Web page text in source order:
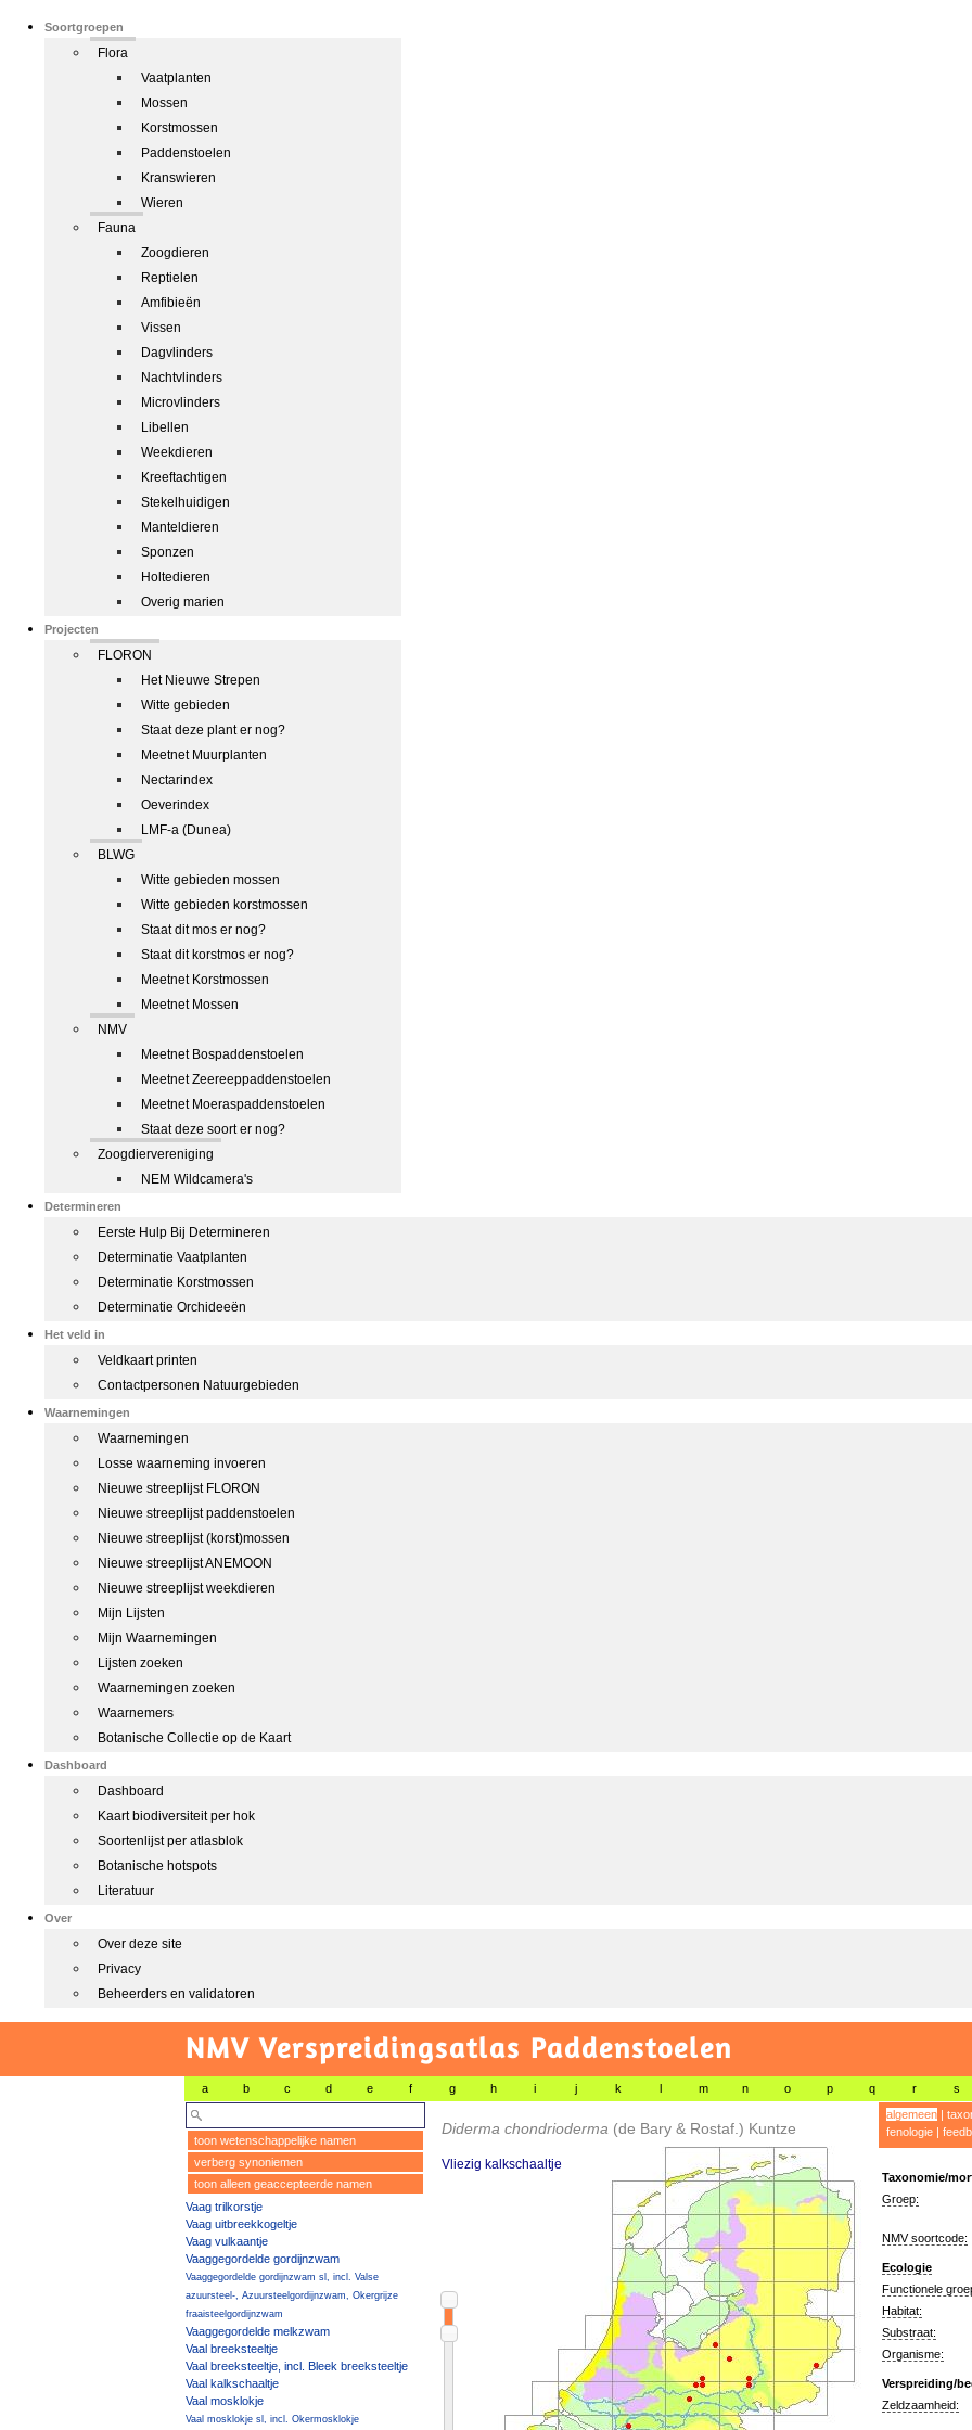
Soortgroepen
Flora
Vaatplanten
Mossen
Korstmossen
Paddenstoelen
Kranswieren
Wieren
Fauna
Zoogdieren
Reptielen
Amfibieën
Vissen
Dagvlinders
Nachtvlinders
Microvlinders
Libellen
Weekdieren
Kreeftachtigen
Stekelhuidigen
Manteldieren
Sponzen
Holtedieren
Overig marien
Projecten
FLORON
Het Nieuwe Strepen
Witte gebieden
Staat deze plant er nog?
Meetnet Muurplanten
Nectarindex
Oeverindex
LMF-a (Dunea)
BLWG
Witte gebieden mossen
Witte gebieden korstmossen
Staat dit mos er nog?
Staat dit korstmos er nog?
Meetnet Korstmossen
Meetnet Mossen
NMV
Meetnet Bospaddenstoelen
Meetnet Zeereeppaddenstoelen
Meetnet Moeraspaddenstoelen
Staat deze soort er nog?
Zoogdiervereniging
NEM Wildcamera's
Determineren
Eerste Hulp Bij Determineren
Determinatie Vaatplanten
Determinatie Korstmossen
Determinatie Orchideeën
Het veld in
Veldkaart printen
Contactpersonen Natuurgebieden
Waarnemingen
Waarnemingen
Losse waarneming invoeren
Nieuwe streeplijst FLORON
Nieuwe streeplijst paddenstoelen
Nieuwe streeplijst (korst)mossen
Nieuwe streeplijst ANEMOON
Nieuwe streeplijst weekdieren
Mijn Lijsten
Mijn Waarnemingen
Lijsten zoeken
Waarnemingen zoeken
Waarnemers
Botanische Collectie op de Kaart
Dashboard
Dashboard
Kaart biodiversiteit per hok
Soortenlijst per atlasblok
Botanische hotspots
Literatuur
Over
Over deze site
Privacy
Beheerders en validatoren
NMV Verspreidingsatlas Paddenstoelen
a b c d e f g h i j k l m n o p q r s
toon wetenschappelijke namen
verberg synoniemen
toon alleen geaccepteerde namen
Vaag trilkorstje
Vaag uitbreekkogeltje
Vaag vulkaantje
Vaaggegordelde gordijnzwam
Vaaggegordelde gordijnzwam sl, incl. Valse
azuursteel-, Azuursteelgordijnzwam, Okergrijze
fraaisteelgordijnzwam
Vaaggegordelde melkzwam
Vaal breeksteeltje
Vaal breeksteeltje, incl. Bleek breeksteeltje
Vaal kalkschaaltje
Vaal mosklokje
Vaal mosklokje sl, incl. Okermosklokje
Diderma chondrioderma (de Bary & Rostaf.) Kuntze
Vliezig kalkschaaltje
algemeen|
fenologie|
Taxonomie/
Groep:
NMV soortcode:
Ecologie
Functionele
Habitat:
Substraat:
Organisme:
Verspreiding/
Zeldzaamheid: